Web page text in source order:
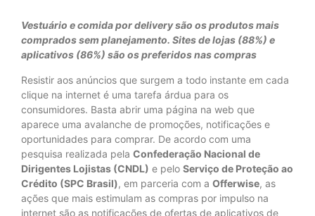
Vestuário e comida por delivery são os produtos mais
comprados sem planejamento. Sites de lojas (88%) e
aplicativos (86%) são os preferidos nas compras
Resistir aos anúncios que surgem a todo instante em cada
clique na internet é uma tarefa árdua para os
consumidores. Basta abrir uma página na web que
aparece uma avalanche de promoções, notificações e
oportunidades para comprar. De acordo com uma
pesquisa realizada pela Confederação Nacional de
Dirigentes Lojistas (CNDL) e pelo Serviço de Proteção ao
Crédito (SPC Brasil), em parceria com a Offerwise, as
ações que mais estimulam as compras por impulso na
internet são as notificações de ofertas de aplicativos de